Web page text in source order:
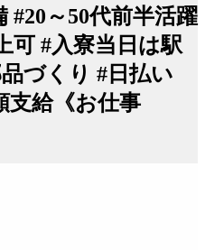
#20～50代前半活躍
可 #入寮当日は駅
づくり #日払い
支給《お仕事